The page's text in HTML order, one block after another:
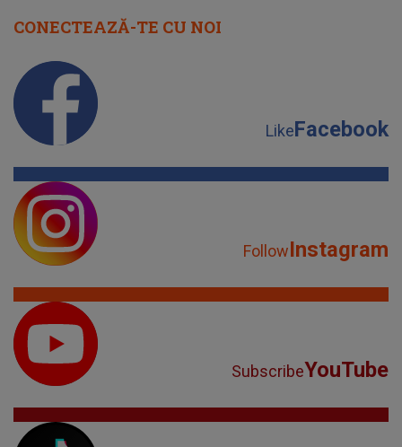
CONECTEAZĂ-TE CU NOI
LikeFacebook
FollowInstagram
SubscribeYouTube